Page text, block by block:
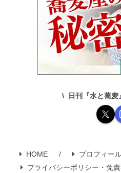
日刊『水と蕎
HOME プロフィー
プライバシーポリシー・免